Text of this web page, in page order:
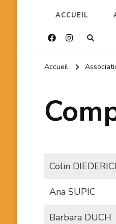
ACCUEIL
Accueil
Colin
Ana SUPIC
Barbara DUCH